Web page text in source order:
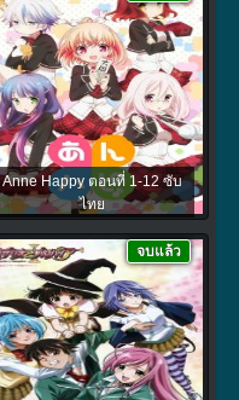
Anne Happy ตอนที่ 1-12 ซับ
ไทย
จบแล้ว